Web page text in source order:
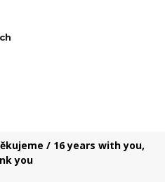
/ 16 years with you,
you